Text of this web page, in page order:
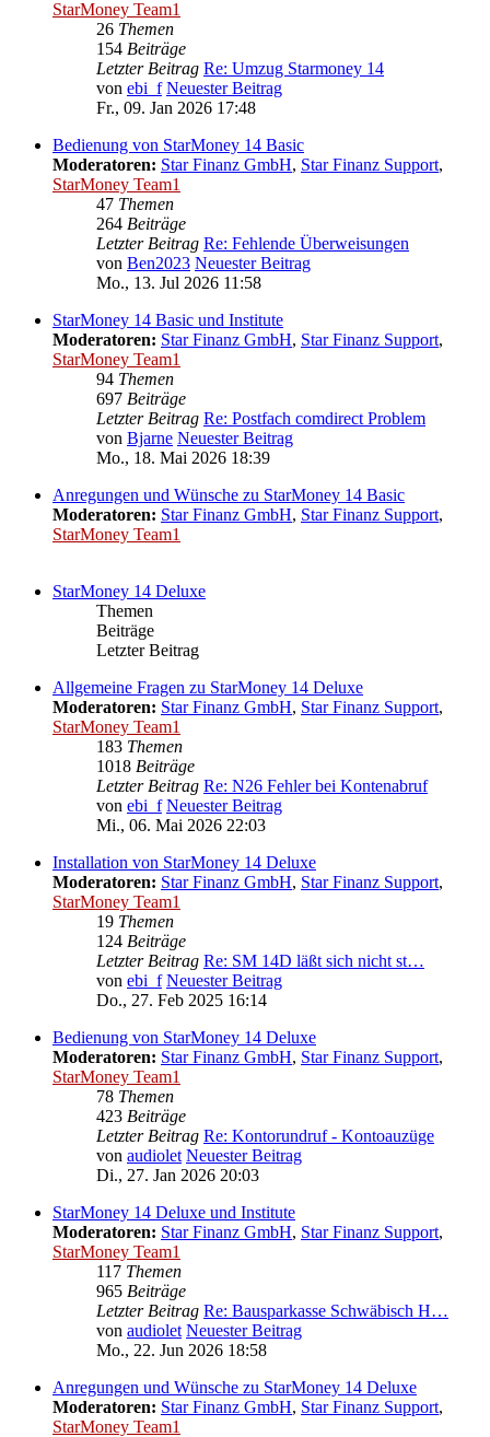
StarMoney Team1
26 Themen
154 Beiträge
Letzter Beitrag Re: Umzug Starmoney 14
von ebi_f Neuester Beitrag
Fr., 09. Jan 2026 17:48
Bedienung von StarMoney 14 Basic
Moderatoren: Star Finanz GmbH, Star Finanz Support,
StarMoney Team1
47 Themen
264 Beiträge
Letzter Beitrag Re: Fehlende Überweisungen
von Ben2023 Neuester Beitrag
Mo., 13. Jul 2026 11:58
StarMoney 14 Basic und Institute
Moderatoren: Star Finanz GmbH, Star Finanz Support,
StarMoney Team1
94 Themen
697 Beiträge
Letzter Beitrag Re: Postfach comdirect Problem
von Bjarne Neuester Beitrag
Mo., 18. Mai 2026 18:39
Anregungen und Wünsche zu StarMoney 14 Basic
Moderatoren: Star Finanz GmbH, Star Finanz Support,
StarMoney Team1
StarMoney 14 Deluxe
Themen
Beiträge
Letzter Beitrag
Allgemeine Fragen zu StarMoney 14 Deluxe
Moderatoren: Star Finanz GmbH, Star Finanz Support,
StarMoney Team1
183 Themen
1018 Beiträge
Letzter Beitrag Re: N26 Fehler bei Kontenabruf
von ebi_f Neuester Beitrag
Mi., 06. Mai 2026 22:03
Installation von StarMoney 14 Deluxe
Moderatoren: Star Finanz GmbH, Star Finanz Support,
StarMoney Team1
19 Themen
124 Beiträge
Letzter Beitrag Re: SM 14D läßt sich nicht st…
von ebi_f Neuester Beitrag
Do., 27. Feb 2025 16:14
Bedienung von StarMoney 14 Deluxe
Moderatoren: Star Finanz GmbH, Star Finanz Support,
StarMoney Team1
78 Themen
423 Beiträge
Letzter Beitrag Re: Kontorundruf - Kontoauzüge
von audiolet Neuester Beitrag
Di., 27. Jan 2026 20:03
StarMoney 14 Deluxe und Institute
Moderatoren: Star Finanz GmbH, Star Finanz Support,
StarMoney Team1
117 Themen
965 Beiträge
Letzter Beitrag Re: Bausparkasse Schwäbisch H…
von audiolet Neuester Beitrag
Mo., 22. Jun 2026 18:58
Anregungen und Wünsche zu StarMoney 14 Deluxe
Moderatoren: Star Finanz GmbH, Star Finanz Support,
StarMoney Team1